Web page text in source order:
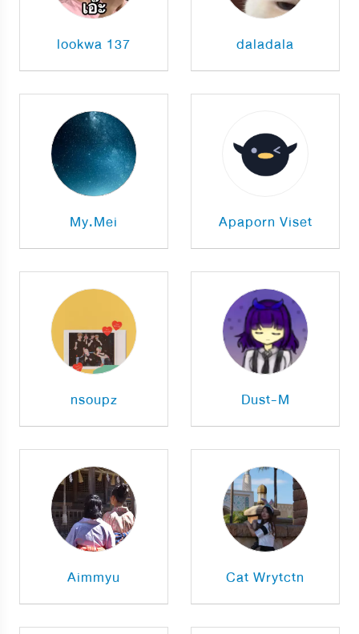
lookwa 137 daladala
My.Mei Apaporn Viset
nsoupz Dust-M
Aimmyu Cat Wrytctn